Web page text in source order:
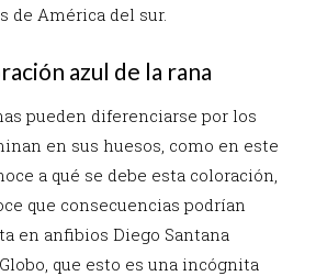
de América del sur.
azul de la rana
pueden diferenciarse por los
en sus huesos, como en este
a qué se debe esta coloración,
que consecuencias podrían
en anfibios Diego Santana
que esto es una incógnita